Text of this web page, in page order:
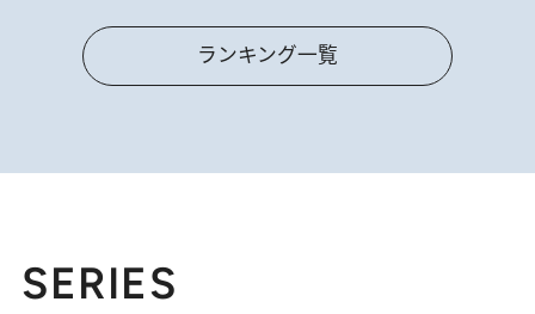
ランキング一覧
SERIES